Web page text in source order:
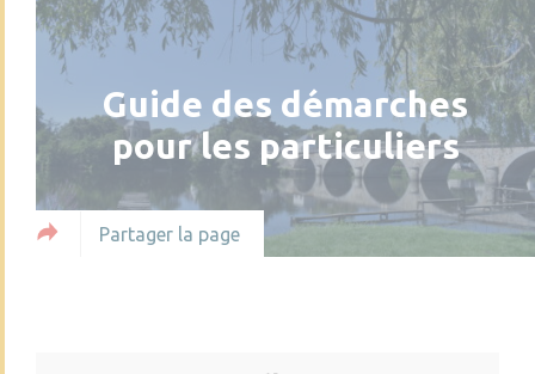
Guide des démarches
pour les particuliers
Partager la page